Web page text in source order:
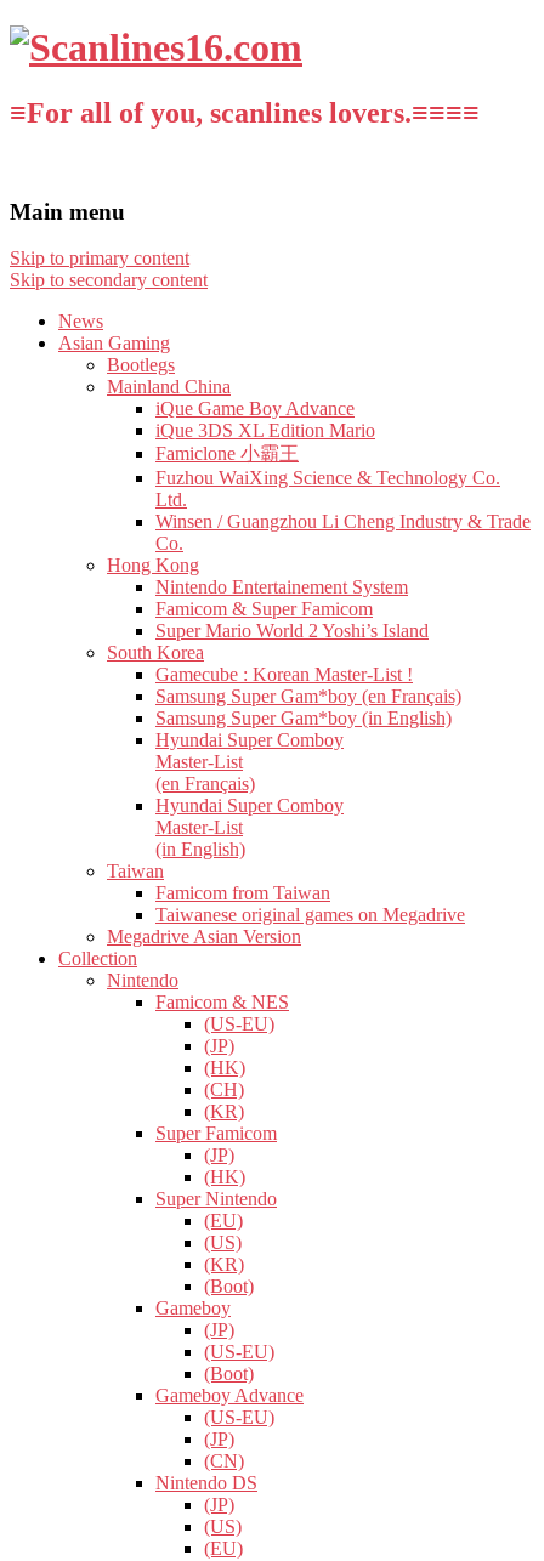
≡For all of you, scanlines lovers.≡≡≡≡
Main menu
Skip to primary content
Skip to secondary content
News
Asian Gaming
Bootlegs
Mainland China
iQue Game Boy Advance
iQue 3DS XL Edition Mario
Famiclone 小霸王
Fuzhou WaiXing Science & Technology Co.
Ltd.
Winsen / Guangzhou Li Cheng Industry & Trade
Co.
Hong Kong
Nintendo Entertainement System
Famicom & Super Famicom
Super Mario World 2 Yoshi’s Island
South Korea
Gamecube : Korean Master-List !
Samsung Super Gam*boy (en Français)
Samsung Super Gam*boy (in English)
Hyundai Super Comboy
Master-List
(en Français)
Hyundai Super Comboy
Master-List
(in English)
Taiwan
Famicom from Taiwan
Taiwanese original games on Megadrive
Megadrive Asian Version
Collection
Nintendo
Famicom & NES
(US-EU)
(JP)
(HK)
(CH)
(KR)
Super Famicom
(JP)
(HK)
Super Nintendo
(EU)
(US)
(KR)
(Boot)
Gameboy
(JP)
(US-EU)
(Boot)
Gameboy Advance
(US-EU)
(JP)
(CN)
Nintendo DS
(JP)
(US)
(EU)